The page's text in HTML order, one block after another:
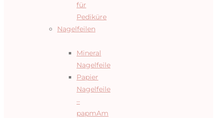
für
Pediküre
Nagelfeilen
Mineral
Nagelfeile
Papier
Nagelfeile
–
papmAm